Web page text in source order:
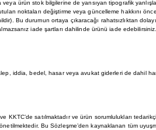
ürün stok bilgilerine de yansıyan tipografik
noktaları değiştirme veya güncelleme hakkını
Bu durumun ortaya çıkaracağı rahatsızlıktan
iade şartları dahilinde ürünü iade
iddia, bedel, hasar veya avukat giderleri de dahil
satılmaktadır ve ürün sorumlulukları
Bu Sözleşme’den kaynaklanan tüm